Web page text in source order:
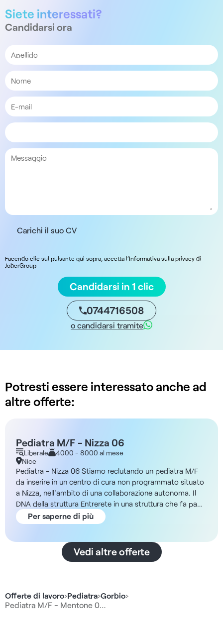
Offerte di lavoro›Pediatra›Gorbio›
Pediatra M/F - Mentone 0…
Siete interessati?
Candidarsi ora
Carichi il suo CV
Facendo clic sul pulsante qui sopra, accetta l’Informativa sulla privacy di
JoberGroup
Candidarsi in 1 clic
0744716508
o candidarsi tramite
Potresti essere interessato anche ad
altre offerte:
Pediatra M/F - Nizza 06
Liberale
4000 - 8000 al mese
Nice
Pediatra - Nizza 06 Stiamo reclutando un pediatra M/F
da inserire in un centro di cura non programmato situato
a Nizza, nell'ambito di una collaborazione autonoma. Il
DNA della struttura Entrerete in una struttura che fa parte
di una rete ben consolidata nella regione, con diverse
sedi a Nizza, Mentone e Marsiglia. Entrerete a far parte di
ottimizzato per i pazienti, con banchi di accoglienza per
la registrazione e lo screening iniziale da parte di
con partnership per la diagnostica per immagini e le
analisi biologiche per facilitare il follow-up. Infine, avrete
Per saperne di più
Vedi altre offerte